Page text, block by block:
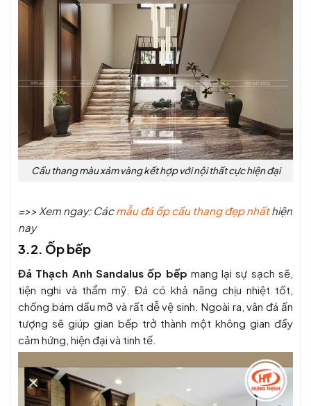
Cầu thang màu xám vàng kết hợp với nội thất cực hiện đại
=>> Xem ngay: Cácmẫu đá ốp cầu thang đẹp nhấthiện
nay
3.2. Ốp bếp
Đá Thạch Anh Sandalus ốp bếp mang lại sự sạch sẽ,
tiện nghi và thẩm mỹ. Đá có khả năng chịu nhiệt tốt,
chống bám dầu mỡ và rất dễ vệ sinh. Ngoài ra, vân đá ấn
tượng sẽ giúp gian bếp trở thành một không gian đầy
cảm hứng, hiện đại và tinh tế.